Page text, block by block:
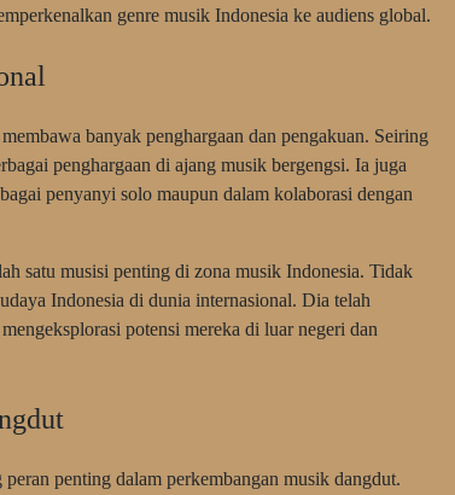
genre musik Indonesia ke audiens global.
banyak penghargaan dan pengakuan. Seiring
penghargaan di ajang musik bergengsi. Ia juga
penyanyi solo maupun dalam kolaborasi dengan
satu musisi penting di zona musik Indonesia. Tidak
Indonesia di dunia internasional. Dia telah
potensi mereka di luar negeri dan
penting dalam perkembangan musik dangdut.